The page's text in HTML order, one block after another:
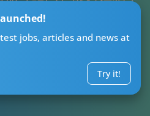
jobs, articles and news at
Try it!
問你今日係咪學人化